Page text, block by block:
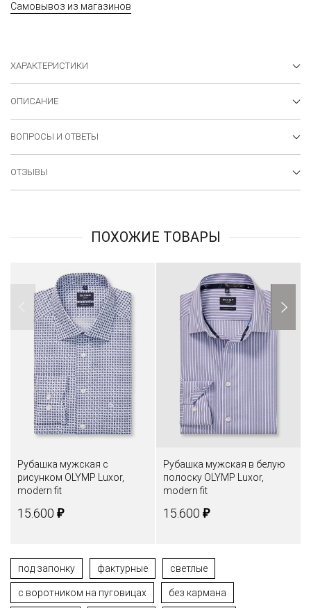
Самовывоз из магазинов
ХАРАКТЕРИСТИКИ
ОПИСАНИЕ
ВОПРОСЫ И ОТВЕТЫ
ОТЗЫВЫ
ПОХОЖИЕ ТОВАРЫ
Рубашка мужская с
рисунком OLYMP Luxor,
modern fit
15.600 ₽
Рубашка мужская в белую
полоску OLYMP Luxor,
modern fit
15.600 ₽
под запонку фактурные светлые
c воротником на пуговицах без кармана